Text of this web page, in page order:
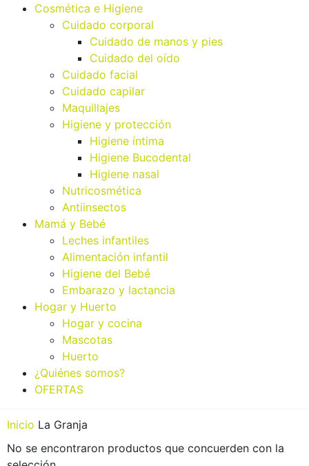
Cosmética e Higiene
Cuidado corporal
Cuidado de manos y pies
Cuidado del oído
Cuidado facial
Cuidado capilar
Maquillajes
Higiene y protección
Higiene íntima
Higiene Bucodental
Higiene nasal
Nutricosmética
Antiinsectos
Mamá y Bebé
Leches infantiles
Alimentación infantil
Higiene del Bebé
Embarazo y lactancia
Hogar y Huerto
Hogar y cocina
Mascotas
Huerto
¿Quiénes somos?
OFERTAS
Inicio La Granja
No se encontraron productos que concuerden con la